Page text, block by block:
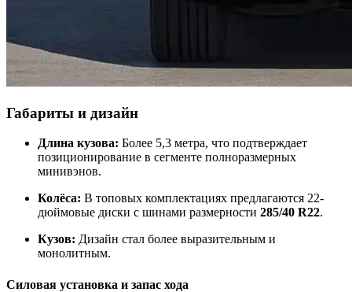
Габариты и дизайн
Длина кузова: Более 5,3 метра, что подтверждает
позиционирование в сегменте полноразмерных
минивэнов.
Колёса: В топовых комплектациях предлагаются 22-
дюймовые диски с шинами размерности 285/40 R22.
Кузов: Дизайн стал более выразительным и
монолитным.
Силовая установка и запас хода